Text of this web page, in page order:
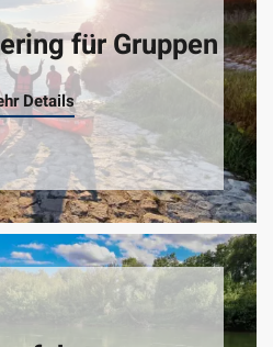
für Gruppen
Details